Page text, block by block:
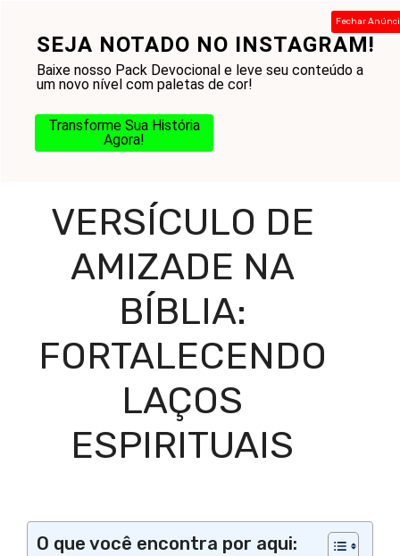
SEJA NOTADO NO INSTAGRAM!
Baixe nosso Pack Devocional e leve seu conteúdo a
um novo nível com paletas de cor!
Transforme Sua História
Agora!
Fechar
conteúdo
Menu
-Blog-Reflexões Diárias-
Reflexão-Versículo de Amizade na Bíblia: Fortalecendo
VERSÍCULO DE
AMIZADE NA
BÍBLIA:
FORTALECENDO
LAÇOS
ESPIRITUAIS
O que você encontra por aqui: